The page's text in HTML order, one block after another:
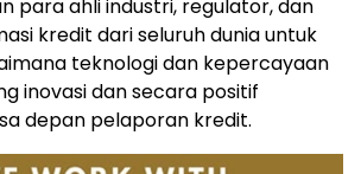
para ahli industri, regulator, dan
kredit dari seluruh dunia untuk
teknologi dan kepercayaan
inovasi dan secara positif
depan pelaporan kredit.